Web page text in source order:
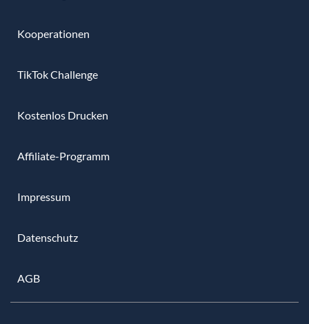
Kooperationen
TikTok Challenge
Kostenlos Drucken
Affiliate-Programm
Impressum
Datenschutz
AGB